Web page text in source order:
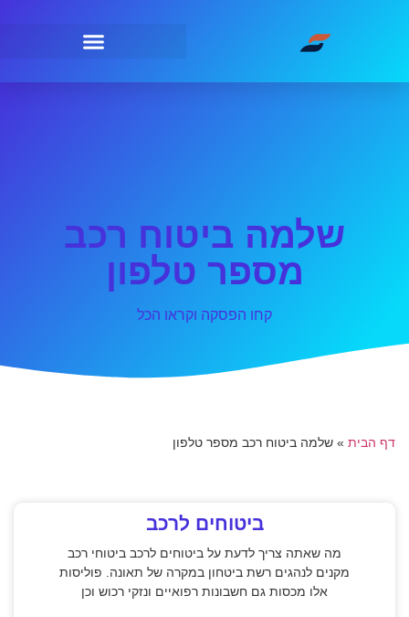
שלמה ביטוח רכב
מספר טלפון
קחו הפסקה וקראו הכל
דף הבית » שלמה ביטוח רכב מספר טלפון
ביטוחים לרכב
מה שאתה צריך לדעת על ביטוחים לרכב ביטוחי רכב
מקנים לנהגים רשת ביטחון במקרה של תאונה. פוליסות
אלו מכסות גם חשבונות רפואיים ונזקי רכוש וכן